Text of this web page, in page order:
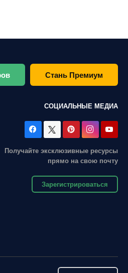
Стань Премиум
СОЦИАЛЬНЫЕ МЕДИА
Получайте эксклюзивные ресурсы
прямо на свою почту
Зарегистрироваться